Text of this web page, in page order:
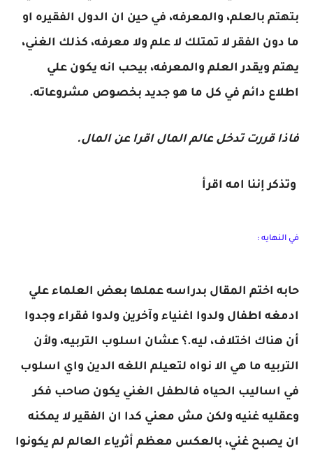
بتهتم بالعلم، والمعرفه، في حين ان الدول الفقيره او
ما دون الفقر لا تمتلك لا علم ولا معرفه، كذلك الغني،
يهتم ويقدر العلم والمعرفه، بيحب انه يكون علي
اطلاع دائم في كل ما هو جديد بخصوص مشروعاته.
فاذا قررت تدخل عالم المال اقرا عن المال.
وتذكر إننا امه اقرأ
في النهايه :
حابه اختم المقال بدراسه عملها بعض العلماء علي
ادمغه اطفال ولدوا اغنياء وآخرين ولدوا فقراء وجدوا
أن هناك اختلاف، ليه.؟ عشان اسلوب التربيه، ولأن
التربيه ما هي الا نواه لتعيلم اللغه الدين واي اسلوب
في اساليب الحياه فالطفل الغني يكون صاحب فكر
وعقليه غنيه ولكن مش معني كدا ان الفقير لا يمكنه
ان يصبح غني، بالعكس معظم أثرياء العالم لم يكونوا